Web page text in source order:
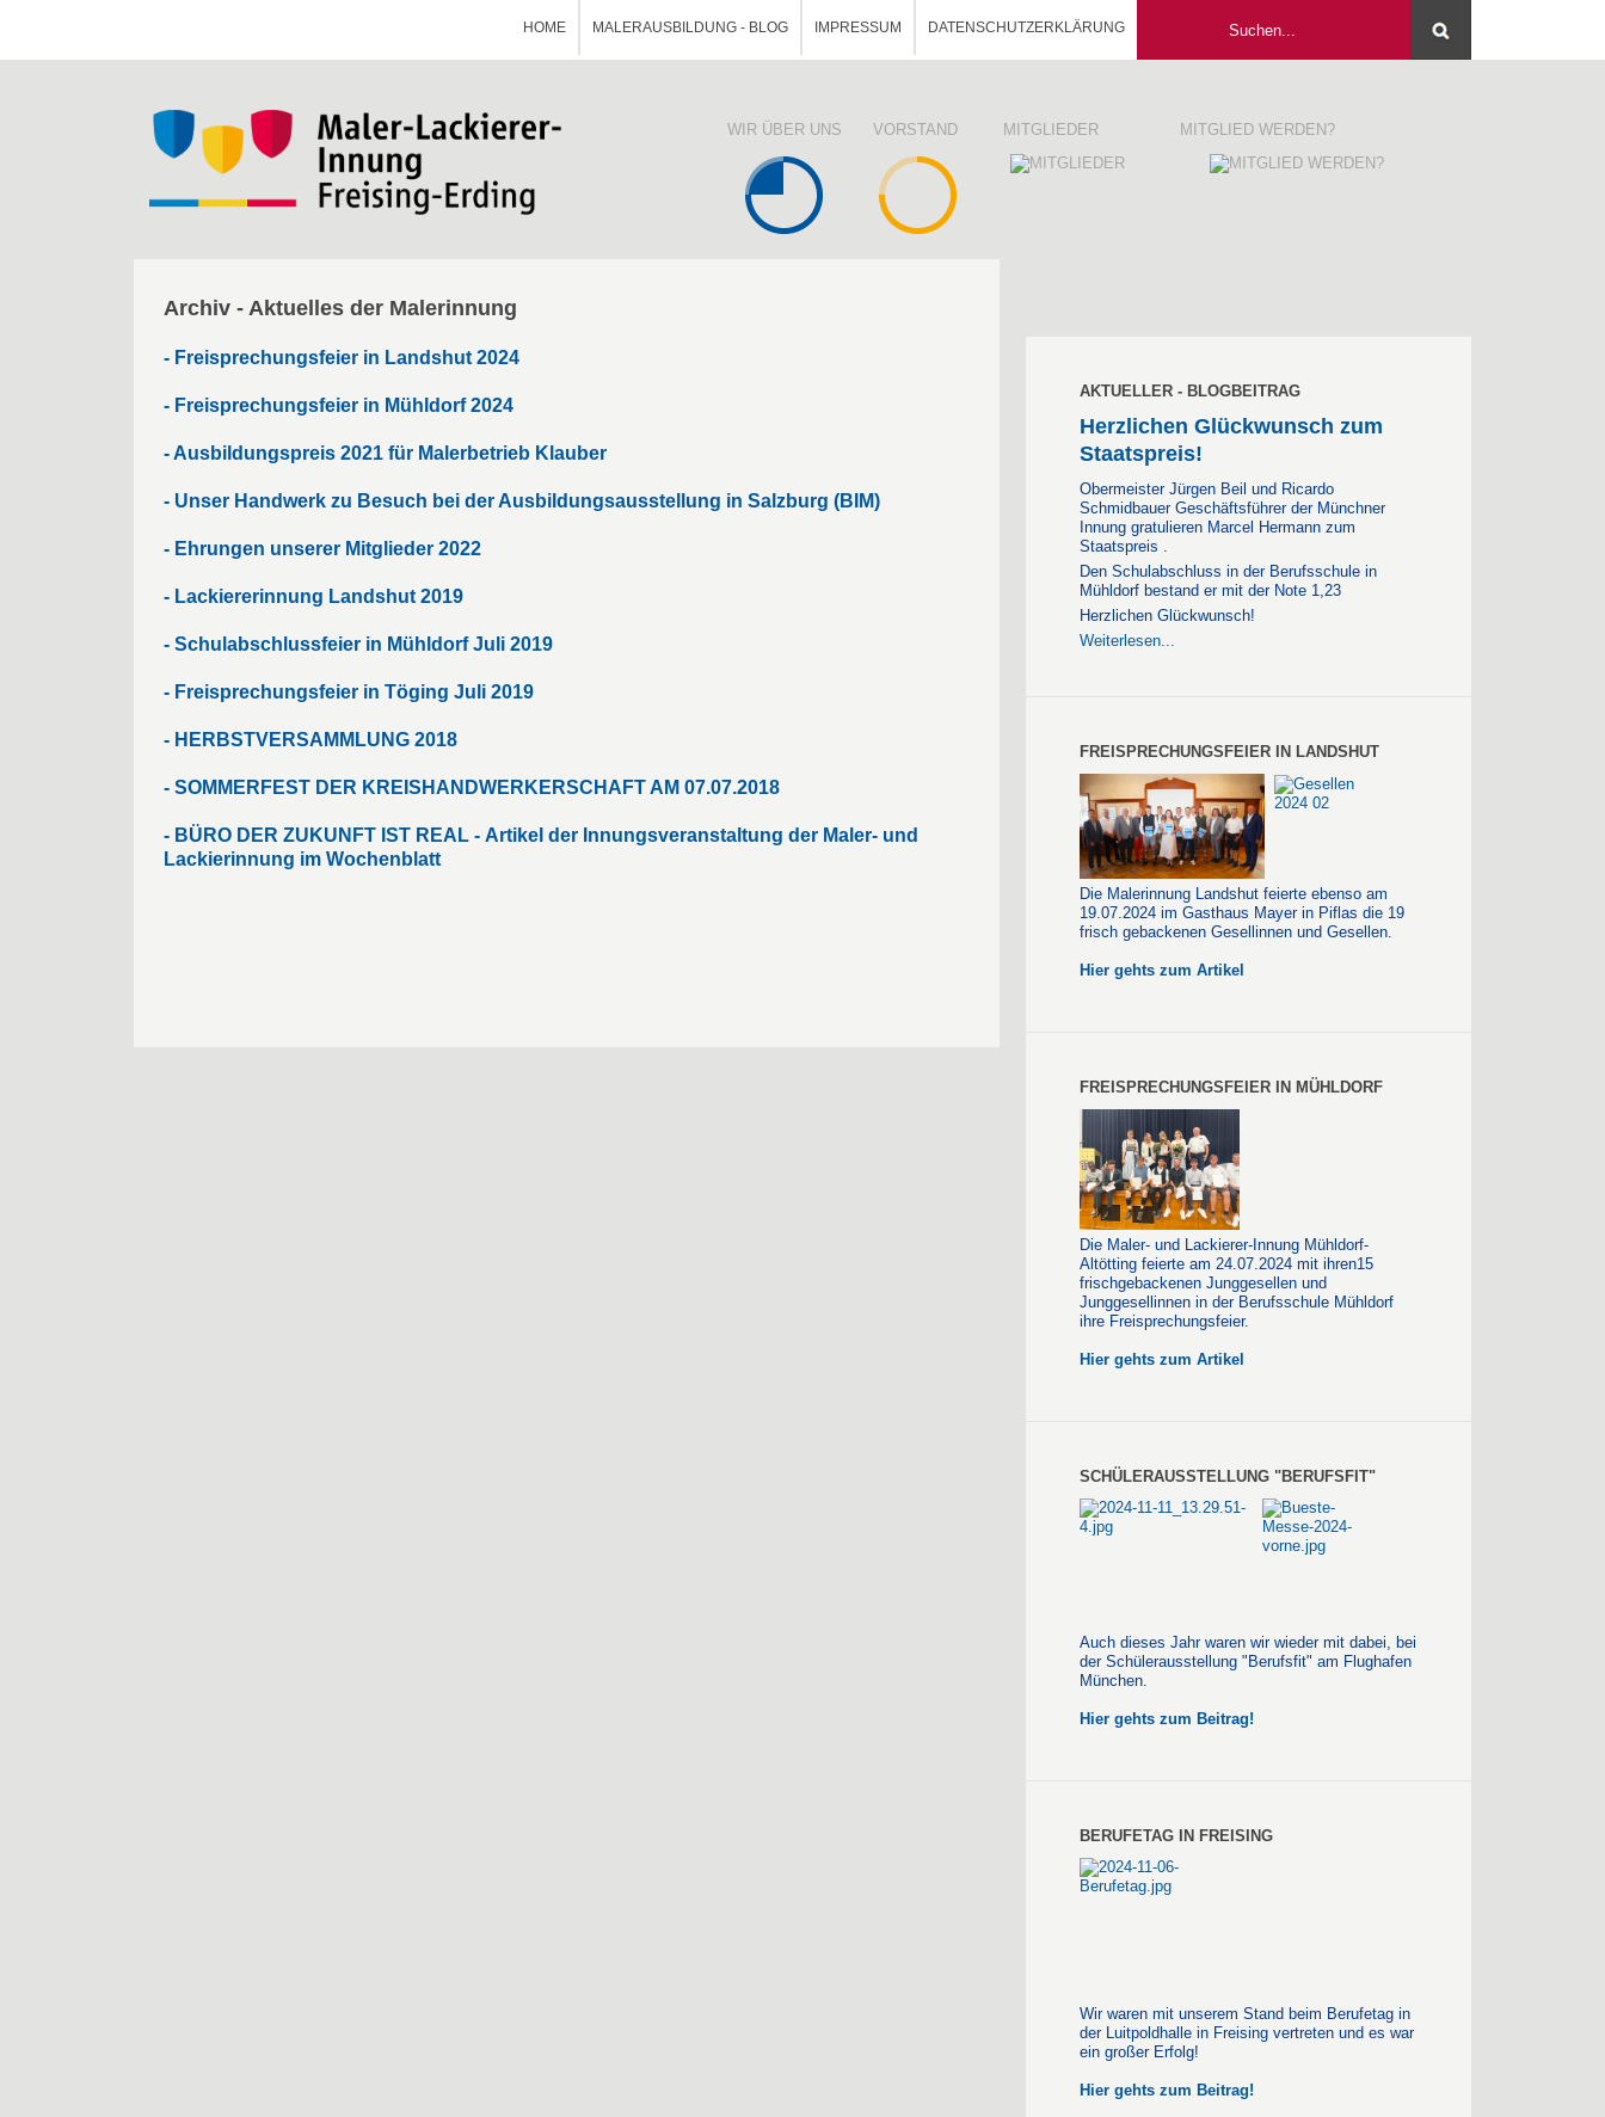
DATENSCHUTZERKLÄRUNG
IMPRESSUM
MALERAUSBILDUNG - BLOG
HOME
WIR ÜBER UNS VORSTAND MITGLIEDER MITGLIED WERDEN?
Archiv - Aktuelles der Malerinnung
- Freisprechungsfeier in Landshut 2024
- Freisprechungsfeier in Mühldorf 2024
- Ausbildungspreis 2021 für Malerbetrieb Klauber
- Unser Handwerk zu Besuch bei der Ausbildungsausstellung in Salzburg (BIM)
- Ehrungen unserer Mitglieder 2022
- Lackiererinnung Landshut 2019
- Schulabschlussfeier in Mühldorf Juli 2019
- Freisprechungsfeier in Töging Juli 2019
- HERBSTVERSAMMLUNG 2018
- SOMMERFEST DER KREISHANDWERKERSCHAFT AM 07.07.2018
- BÜRO DER ZUKUNFT IST REAL - Artikel der Innungsveranstaltung der Maler- und
Lackierinnung im Wochenblatt
AKTUELLER - BLOGBEITRAG
Herzlichen Glückwunsch zum
Staatspreis!
Obermeister Jürgen Beil und Ricardo
Schmidbauer Geschäftsführer der Münchner
Innung gratulieren Marcel Hermann zum
Staatspreis .
Den Schulabschluss in der Berufsschule in
Mühldorf bestand er mit der Note 1,23
Herzlichen Glückwunsch!
Weiterlesen...
FREISPRECHUNGSFEIER IN LANDSHUT
Die Malerinnung Landshut feierte ebenso am
19.07.2024 im Gasthaus Mayer in Piflas die 19
frisch gebackenen Gesellinnen und Gesellen.
Hier gehts zum Artikel
FREISPRECHUNGSFEIER IN MÜHLDORF
Die Maler- und Lackierer-Innung Mühldorf-
Altötting feierte am 24.07.2024 mit ihren15
frischgebackenen Junggesellen und
Junggesellinnen in der Berufsschule Mühldorf
ihre Freisprechungsfeier.
Hier gehts zum Artikel
SCHÜLERAUSSTELLUNG "BERUFSFIT"
Auch dieses Jahr waren wir wieder mit dabei, bei
der Schülerausstellung "Berufsfit" am Flughafen
München.
Hier gehts zum Beitrag!
BERUFETAG IN FREISING
Wir waren mit unserem Stand beim Berufetag in
der Luitpoldhalle in Freising vertreten und es war
ein großer Erfolg!
Hier gehts zum Beitrag!